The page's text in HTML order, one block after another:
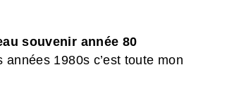
souvenir année 80
1980s c’est toute mon